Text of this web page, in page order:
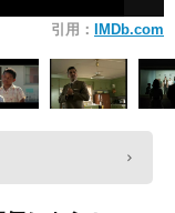
引用： IMDb.com